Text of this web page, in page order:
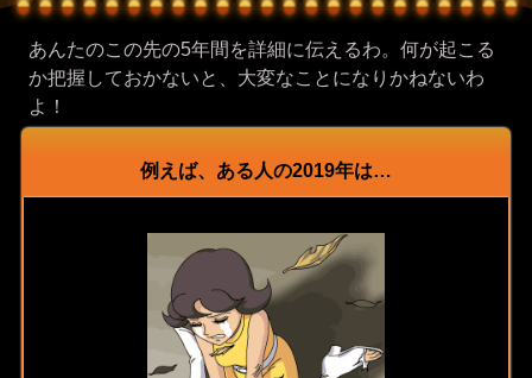
あんたのこの先の5年間を詳細に伝えるわ。何が起こる
か把握しておかないと、大変なことになりかねないわ
よ！
例えば、ある人の2019年は…